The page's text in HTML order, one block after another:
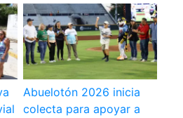
Abuelotón 2026 inicia
colecta para apoyar a